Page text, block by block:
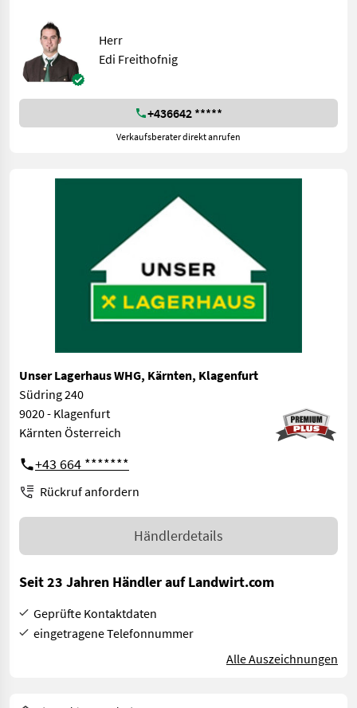
Herr
Edi Freithofnig
+436642 *****
Verkaufsberater direkt anrufen
Unser Lagerhaus WHG, Kärnten, Klagenfurt
Südring 240
9020 - Klagenfurt
Kärnten Österreich
+43 664 *******
Rückruf anfordern
Händlerdetails
Seit 23 Jahren Händler auf Landwirt.com
Geprüfte Kontaktdaten
eingetragene Telefonnummer
Alle Auszeichnungen